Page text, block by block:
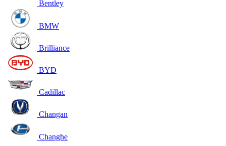
Bentley
BMW
Brilliance
BYD
Cadillac
Changan
Changhe